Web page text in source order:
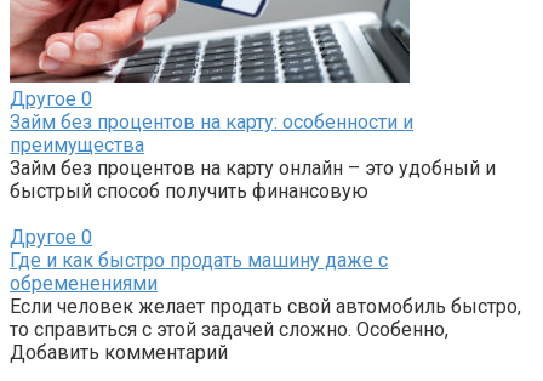
Другое 0
Займ без процентов на карту: особенности и
преимущества
Займ без процентов на карту онлайн – это удобный и
быстрый способ получить финансовую
Другое 0
Где и как быстро продать машину даже с
обременениями
Если человек желает продать свой автомобиль быстро,
то справиться с этой задачей сложно. Особенно,
Добавить комментарий